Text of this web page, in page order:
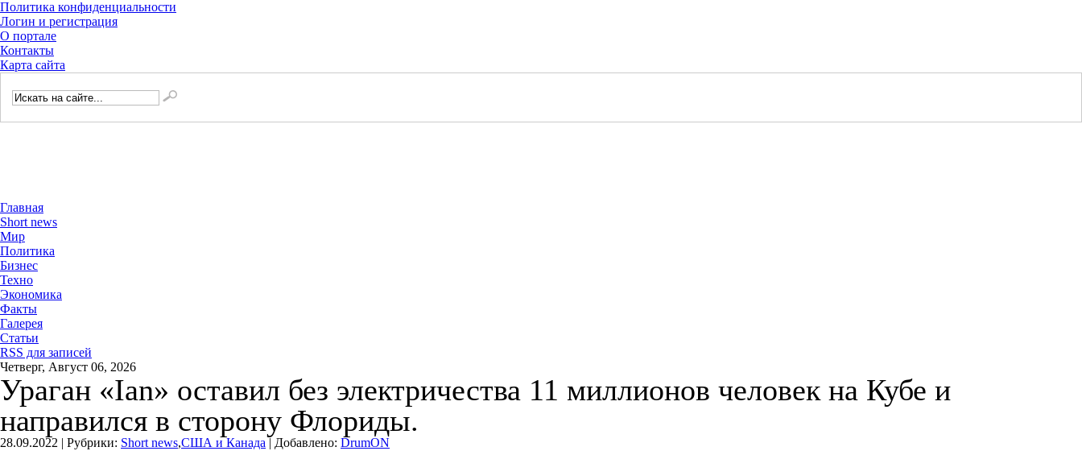
Политика конфиденциальности
Логин и регистрация
О портале
Контакты
Карта сайта
Главная
Short news
Мир
Политика
Бизнес
Техно
Экономика
Факты
Галерея
Статьи
RSS для записей
Четверг, Август 06, 2026
Ураган «Ian» оставил без электричества 11 миллионов человек на Кубе и
направился в сторону Флориды.
28.09.2022 | Рубрики: Short news,США и Канада | Добавлено: DrumON